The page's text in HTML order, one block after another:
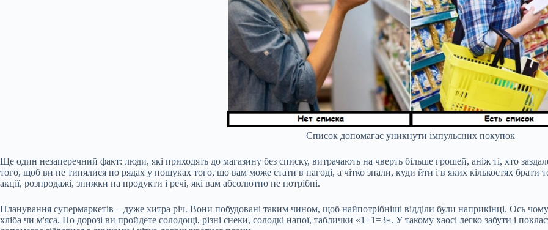
Список допомагає уникнути імпульсних покупок
Ще один незаперечний факт: люди, які приходять до магазину без списку, витрачають на чверть більше грошей, аніж ті, хто
того, щоб ви не тинялися по рядах у пошуках того, що вам може стати в нагоді, а чітко знали, куди йти і в яких кількостях
акції, розпродажі, знижки на продукти і речі, які вам абсолютно не потрібні.
Планування супермаркетів – дуже хитра річ. Вони побудовані таким чином, щоб найпотрібніші відділи були наприкінці. Ось
хліба чи м'яса. По дорозі ви пройдете солодощі, різні снеки, солодкі напої, таблички «1+1=3». У такому хаосі легко забути і